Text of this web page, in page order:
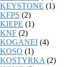
KEYSTONE (1)
KFPS (2)
KIEPE (1)
KNF (2)
KOGANEI (4)
KOSO (1)
KOSTYRKA (2)